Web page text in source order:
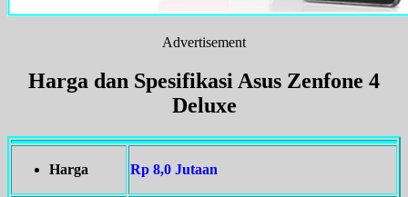
Advertisement
Harga dan Spesifikasi Asus Zenfone 4
Deluxe
Harga Rp 8,0 Jutaan